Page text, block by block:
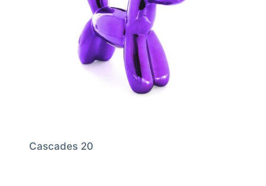
Cascades 20